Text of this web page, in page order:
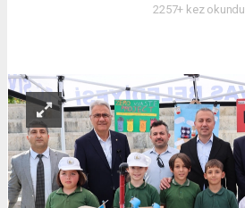
2257+ kez okundu.